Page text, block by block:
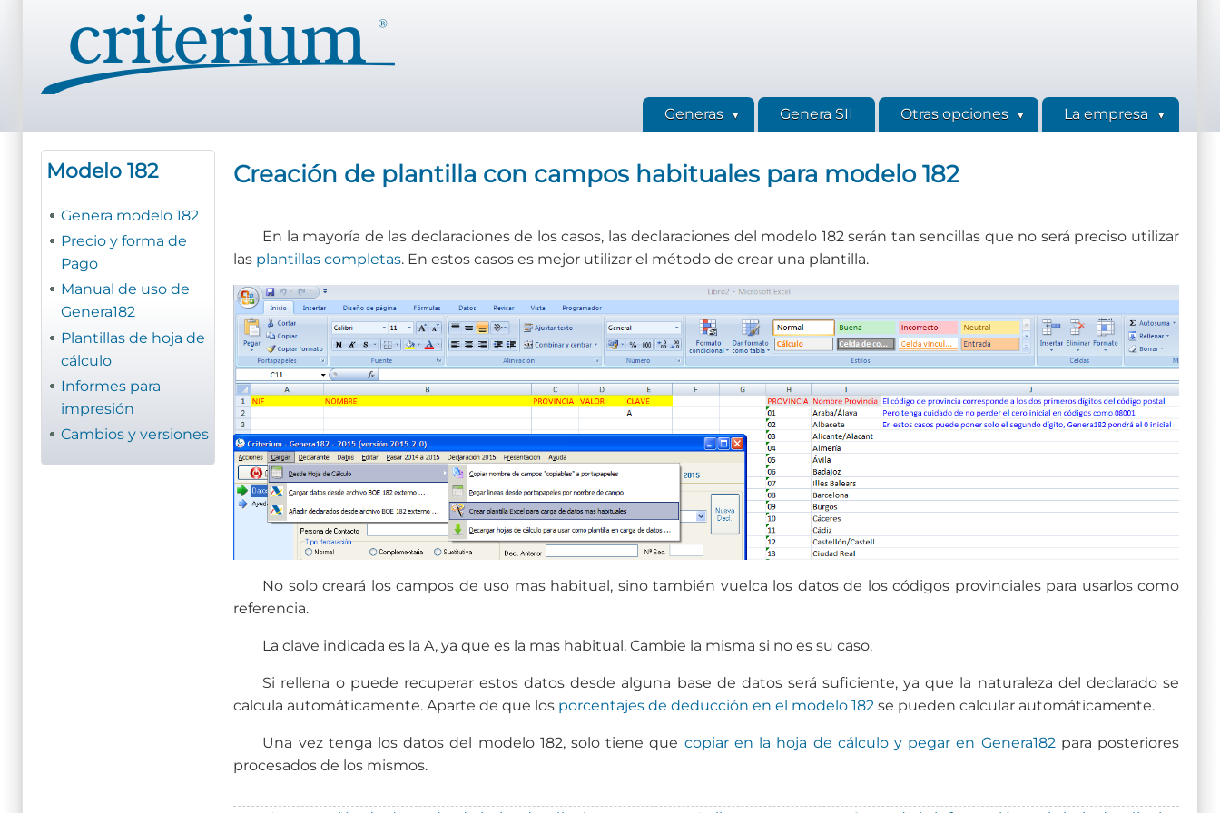
contenido
principal
Generas Genera SII Otras opciones La empresa
Modelo 182
Genera modelo 182
Precio y forma de
Pago
Manual de uso de
Genera182
Plantillas de hoja de
cálculo
Informes para
impresión
Cambios y versiones
Creación de plantilla con campos habituales para modelo 182
En la mayoría de las declaraciones de los casos, las declaraciones del modelo 182 serán tan sencillas que no será preciso utilizar
las plantillas completas. En estos casos es mejor utilizar el método de crear una plantilla.
No solo creará los campos de uso mas habitual, sino también vuelca los datos de los códigos provinciales para usarlos como
referencia.
La clave indicada es la A, ya que es la mas habitual. Cambie la misma si no es su caso.
Si rellena o puede recuperar estos datos desde alguna base de datos será suficiente, ya que la naturaleza del declarado se
calcula automáticamente. Aparte de que los porcentajes de deducción en el modelo 182 se pueden calcular automáticamente.
Una vez tenga los datos del modelo 182, solo tiene que copiar en la hoja de cálculo y pegar en Genera182 para posteriores
procesados de los mismos.